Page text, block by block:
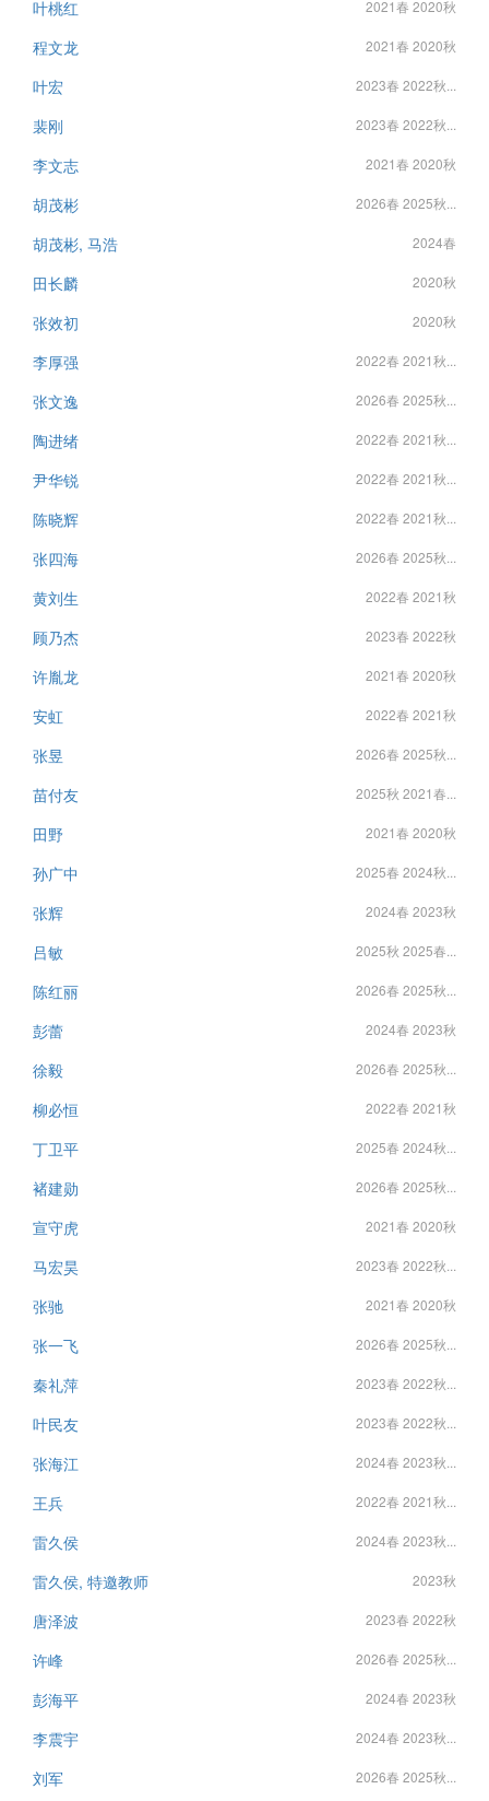
叶桃红 2021春 2020秋
程文龙 2021春 2020秋
叶宏 2023春 2022秋...
裴刚 2023春 2022秋...
李文志 2021春 2020秋
胡茂彬 2026春 2025秋...
胡茂彬, 马浩 2024春
田长麟 2020秋
张效初 2020秋
李厚强 2022春 2021秋...
张文逸 2026春 2025秋...
陶进绪 2022春 2021秋...
尹华锐 2022春 2021秋...
陈晓辉 2022春 2021秋...
张四海 2026春 2025秋...
黄刘生 2022春 2021秋
顾乃杰 2023春 2022秋
许胤龙 2021春 2020秋
安虹 2022春 2021秋
张昱 2026春 2025秋...
苗付友 2025秋 2021春...
田野 2021春 2020秋
孙广中 2025春 2024秋...
张辉 2024春 2023秋
吕敏 2025秋 2025春...
陈红丽 2026春 2025秋...
彭蕾 2024春 2023秋
徐毅 2026春 2025秋...
柳必恒 2022春 2021秋
丁卫平 2025春 2024秋...
褚建勋 2026春 2025秋...
宣守虎 2021春 2020秋
马宏昊 2023春 2022秋...
张驰 2021春 2020秋
张一飞 2026春 2025秋...
秦礼萍 2023春 2022秋...
叶民友 2023春 2022秋...
张海江 2024春 2023秋...
王兵 2022春 2021秋...
雷久侯 2024春 2023秋...
雷久侯, 特邀教师 2023秋
唐泽波 2023春 2022秋
许峰 2026春 2025秋...
彭海平 2024春 2023秋
李震宇 2024春 2023秋...
刘军 2026春 2025秋...